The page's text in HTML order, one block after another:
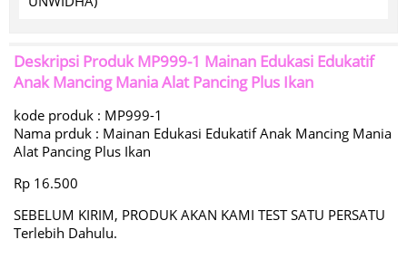
Deskripsi ProdukMP999-1 Mainan Edukasi Edukatif
Anak Mancing Mania Alat Pancing Plus Ikan
kode produk : MP999-1
Nama prduk : Mainan Edukasi Edukatif Anak Mancing Mania
Alat Pancing Plus Ikan
Rp 16.500
SEBELUM KIRIM, PRODUK AKAN KAMI TEST SATU PERSATU
Terlebih Dahulu.